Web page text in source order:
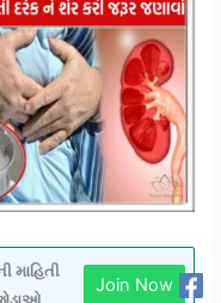
માહિતી
Join Now